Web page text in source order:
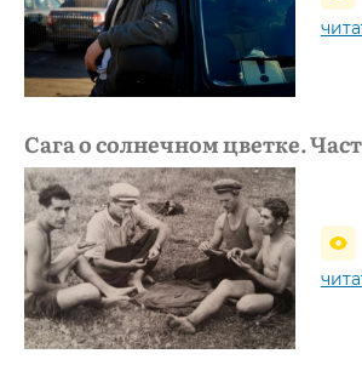
Сага о солнечном цветке.